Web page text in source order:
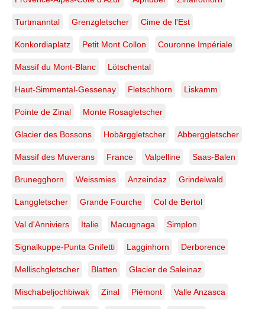
Turtmanntal Grenzgletscher Cime de l'Est
Konkordiaplatz Petit Mont Collon Couronne Impériale
Massif du Mont-Blanc Lötschental
Haut-Simmental-Gessenay Fletschhorn Liskamm
Pointe de Zinal Monte Rosagletscher
Glacier des Bossons Hobärggletscher Abberggletscher
Massif des Muverans France Valpelline Saas-Balen
Brunegghorn Weissmies Anzeindaz Grindelwald
Langgletscher Grande Fourche Col de Bertol
Val d'Anniviers Italie Macugnaga Simplon
Signalkuppe-Punta Gnifetti Lagginhorn Derborence
Mellischgletscher Blatten Glacier de Saleinaz
Mischabeljochbiwak Zinal Piémont Valle Anzasca